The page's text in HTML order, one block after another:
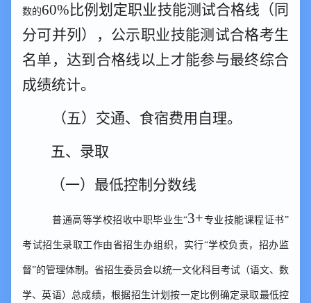
数的60%比例划定职业技能测试合格线 （同
分可并列）， 公示职业技能测试合格考生
名单 ，达到合格线以上才能参与最终综合
成绩统计。
（五） 交通、食宿费用自理。
五、录取
（一） 最低控制分数线
普通高等学校招收中职毕业生“3+专业技能课程证书”
考试招生录取工作由省招生办组织，实行“学校负责，招办监
督”的管理体制。省招生委员会以统一文化科目考试（语文、数
学、英语）总成绩，根据招生计划按一定比例确定录取最低控